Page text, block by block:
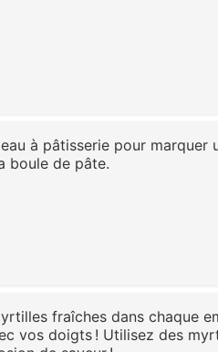
à pâtisserie pour marquer
boule de pâte.
fraîches dans chaque
vos doigts ! Utilisez des